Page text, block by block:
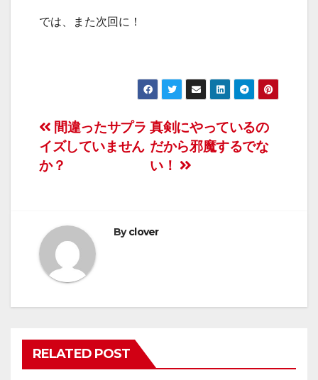
では、また次回に！
投
稿
ビ
ゲ
ー
シ
ョ
ン
真剣にやっているの
だから邪魔するでな
い！
間違ったサプラ
イズしていません
か？
Byclover
RELATED POST